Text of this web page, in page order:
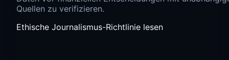
Quellen zu verifizieren.
Ethische Journalismus-Richtlinie lesen